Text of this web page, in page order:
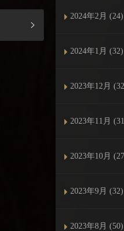
2024年2月 (24)
2024年1月 (32)
2023年12月
2023年11月
2023年10月
2023年9月 (32)
2023年8月 (50)